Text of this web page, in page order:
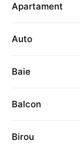
Apartament
Auto
Baie
Balcon
Birou